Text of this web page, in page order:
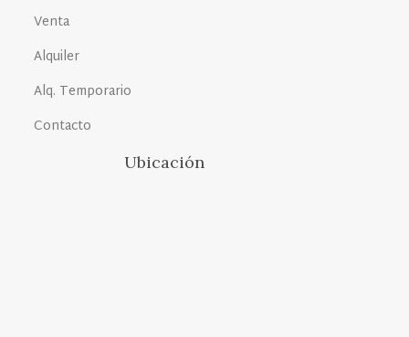
Venta
Alquiler
Alq. Temporario
Contacto
Ubicación